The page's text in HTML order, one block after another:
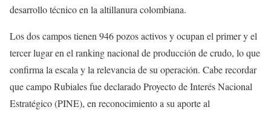
desarrollo técnico en la altillanura colombiana.
Los dos campos tienen 946 pozos activos y ocupan el primer y el
tercer lugar en el ranking nacional de producción de crudo, lo que
confirma la escala y la relevancia de su operación. Cabe recordar
que campo Rubiales fue declarado Proyecto de Interés Nacional
Estratégico (PINE), en reconocimiento a su aporte al